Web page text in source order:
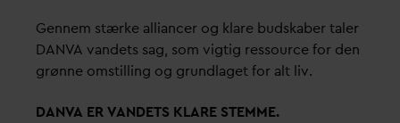
Gennem stærke alliancer og klare budskaber taler
DANVA vandets sag, som vigtig ressource for den
grønne omstilling og grundlaget for alt liv.
DANVA ERVANDETS KLARE STEMME.